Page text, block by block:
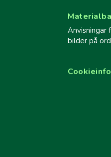
Anvisningar
bilder på